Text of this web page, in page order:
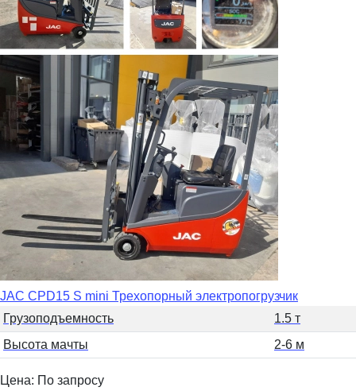
JAC CPD15 S mini Трехопорный электропогрузчик
Грузоподъемность
1.5 т
Высота мачты
2-6 м
Цена: По запросу